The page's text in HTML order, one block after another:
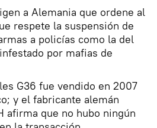
a Alemania que ordene al
respete la suspensión de
a policías como la del
por mafias de
G36 fue vendido en 2007
y el fabricante alemán
afirma que no hubo ningún